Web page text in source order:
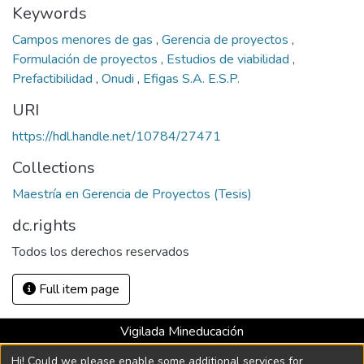
Keywords
Campos menores de gas , Gerencia de proyectos ,
Formulación de proyectos , Estudios de viabilidad ,
Prefactibilidad , Onudi , Efigas S.A. E.S.P.
URI
https://hdl.handle.net/10784/27471
Collections
Maestría en Gerencia de Proyectos (Tesis)
dc.rights
Todos los derechos reservados
Full item page
Vigilada Mineducación
Universidad con Acreditación Institucional hasta 2026 -